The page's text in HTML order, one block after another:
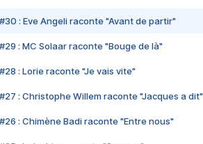
#30 : Eve Angeli raconte "Avant de partir"
#29 : MC Solaar raconte "Bouge de là"
#28 : Lorie raconte "Je vais vite"
#27 : Christophe Willem raconte "Jacques a dit"
#26 : Chimène Badi raconte "Entre nous"